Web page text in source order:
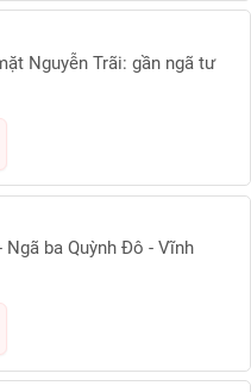
Nguyễn Trãi: gần ngã tư
Ngã ba Quỳnh Đô - Vĩnh